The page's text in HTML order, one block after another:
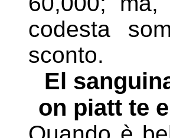
codesta
sconto.
El
on piatt te